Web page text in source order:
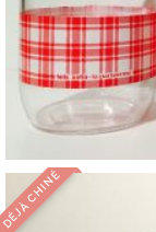
DÉJÀ CHINÉ